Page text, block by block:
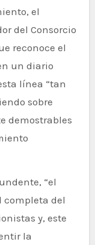
el
del Consorcio
reconoce el
un diario
línea “tan
sobre
demostrables
“el
del
y, este
la